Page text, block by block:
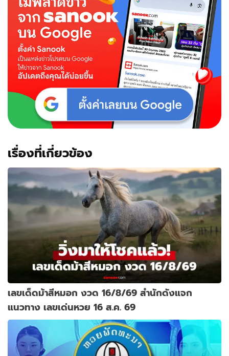
เรื่องที่เกี่ยวข้อง
เลขเด็ดม้าสีหมอก งวด 16/8/69 สำนักดังแจก
แนวทาง เลขเด่นหวย 16 ส.ค. 69